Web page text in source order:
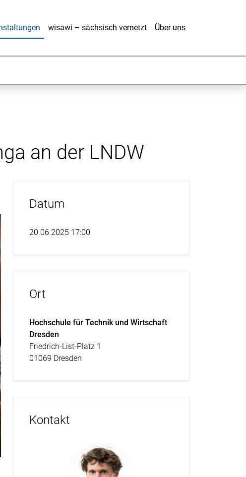
wisawi – sächsisch vernetzt Über uns
an der LNDW
Datum
20.06.2025 17:00
Ort
Hochschule für Technik und Wirtschaft
Dresden
Friedrich-List-Platz 1
01069 Dresden
Kontakt